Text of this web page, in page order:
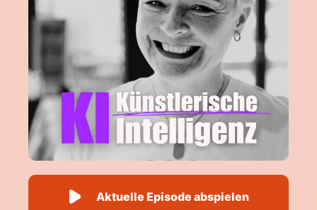
Aktuelle Episode abspielen